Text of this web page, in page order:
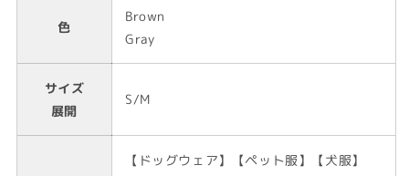
色
Brown
Gray
サイズ
展開
S/M
【ドッグウェア】【ペット服】【犬服】